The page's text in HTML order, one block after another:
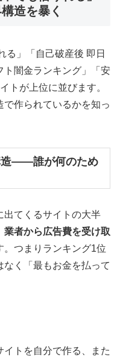
造を暴く
る」「自己破産後 即日
ト闇金ランキング」「安
トが上位に並びます。
作られているかを知っ
造——誰が何のため
出てくるサイトの大半
者から広告費を受け取
。つまりランキング1位
く「最もお金を払って
トを自分で作る、また